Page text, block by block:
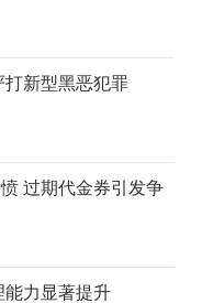
打新型黑恶犯罪
过期代金券引发争
能力显著提升